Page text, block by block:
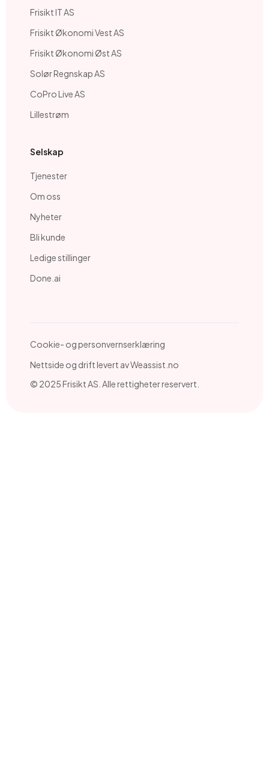
Frisikt IT AS
Frisikt Økonomi Vest AS
Frisikt Økonomi Øst AS
Solør Regnskap AS
CoPro Live AS
Lillestrøm
Selskap
Tjenester
Om oss
Nyheter
Bli kunde
Ledige stillinger
Done.ai
Cookie- og personvernserklæring
Nettside og drift levert av Weassist.no
© 2025 Frisikt AS. Alle rettigheter reservert.